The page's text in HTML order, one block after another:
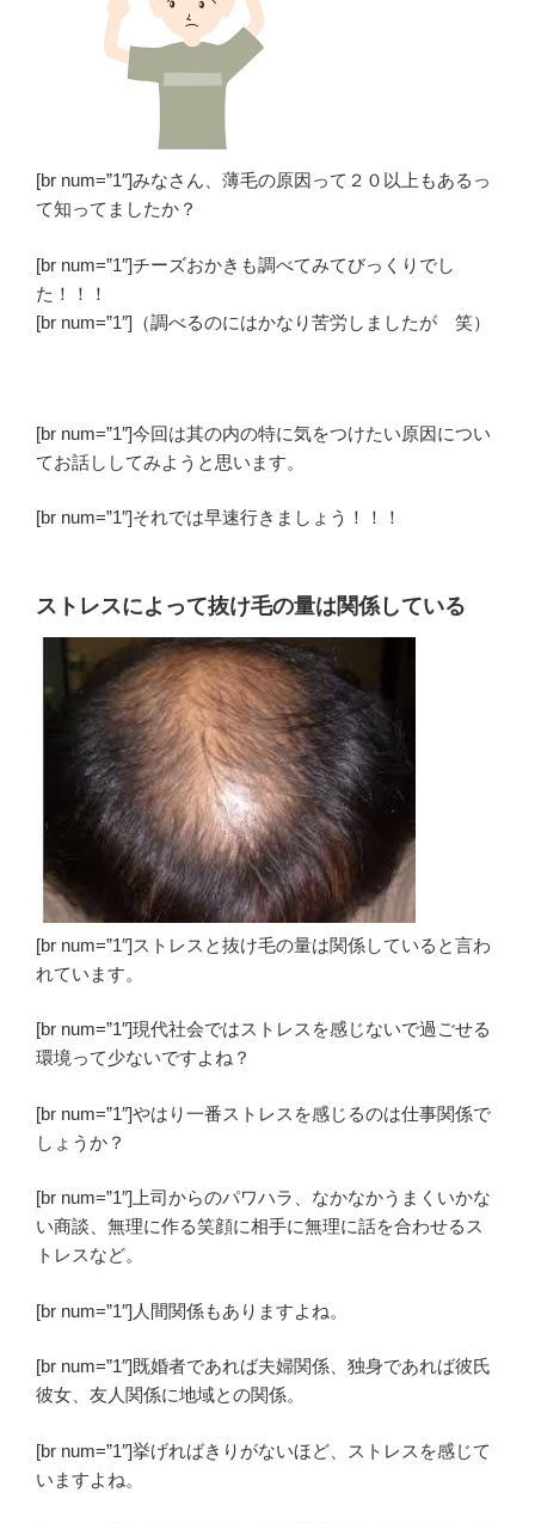
[br num=”1″]みなさん、薄毛の原因って２０以上もあるっ
て知ってましたか？
[br num=”1″]チーズおかきも調べてみてびっくりでし
た！！！
[br num=”1″]（調べるのにはかなり苦労しましたが 笑）
[br num=”1″]今回は其の内の特に気をつけたい原因につい
てお話ししてみようと思います。
[br num=”1″]それでは早速行きましょう！！！
ストレスによって抜け毛の量は関係している
[br num=”1″]ストレスと抜け毛の量は関係していると言わ
れています。
[br num=”1″]現代社会ではストレスを感じないで過ごせる
環境って少ないですよね？
[br num=”1″]やはり一番ストレスを感じるのは仕事関係で
しょうか？
[br num=”1″]上司からのパワハラ、なかなかうまくいかな
い商談、無理に作る笑顔に相手に無理に話を合わせるス
トレスなど。
[br num=”1″]人間関係もありますよね。
[br num=”1″]既婚者であれば夫婦関係、独身であれば彼氏
彼女、友人関係に地域との関係。
[br num=”1″]挙げればきりがないほど、ストレスを感じて
いますよね。